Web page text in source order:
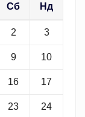
Сб Нд
2 3
9 10
16 17
23 24